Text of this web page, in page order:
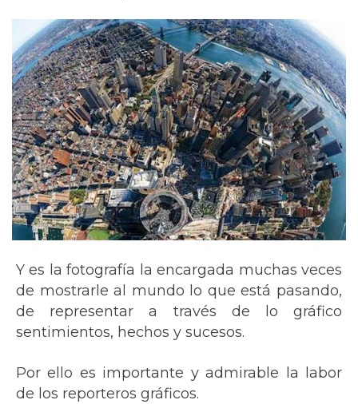
Y es la fotografía la encargada muchas veces
de mostrarle al mundo lo que está pasando,
de representar a través de lo gráfico
sentimientos, hechos y sucesos.
Por ello es importante y admirable la labor
de los reporteros gráficos.